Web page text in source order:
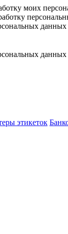
моих
данных
данных
этикеток